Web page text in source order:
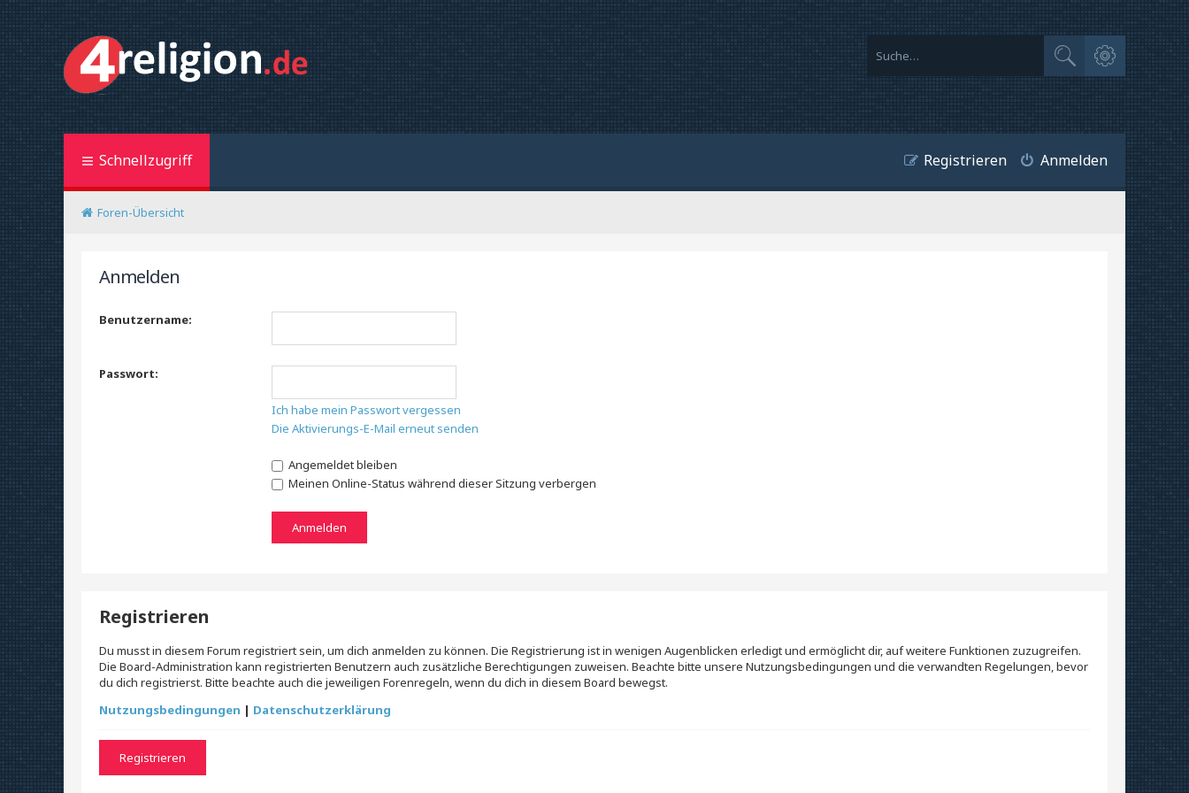
Suche
Erweiterte Suche
Schnellzugriff Anmelden
Registrieren
Foren-Übersicht
Anmelden
Benutzername:
Passwort:
Ich habe mein Passwort vergessen
Die Aktivierungs-E-Mail erneut senden
Angemeldet bleiben
Meinen Online-Status während dieser Sitzung verbergen
Registrieren
Du musst in diesem Forum registriert sein, um dich anmelden zu können. Die Registrierung ist in wenigen Augenblicken erledigt und ermöglicht dir, auf weitere Funktionen zuzugreifen.
Die Board-Administration kann registrierten Benutzern auch zusätzliche Berechtigungen zuweisen. Beachte bitte unsere Nutzungsbedingungen und die verwandten Regelungen, bevor
du dich registrierst. Bitte beachte auch die jeweiligen Forenregeln, wenn du dich in diesem Board bewegst.
Nutzungsbedingungen | Datenschutzerklärung
Registrieren